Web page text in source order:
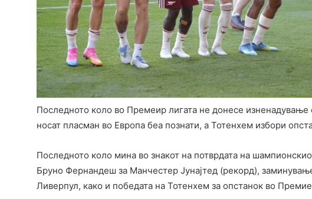
Последното коло во Премеир лигата не донесе изненадување
носат пласман во Европа беа познати, а Тотенхем избори
Последното коло мина во знакот на потврдата на
Бруно Фернандеш за Манчестер Јунајтед (рекорд),
Ливерпул, како и победата на Тотенхем за опстанок во